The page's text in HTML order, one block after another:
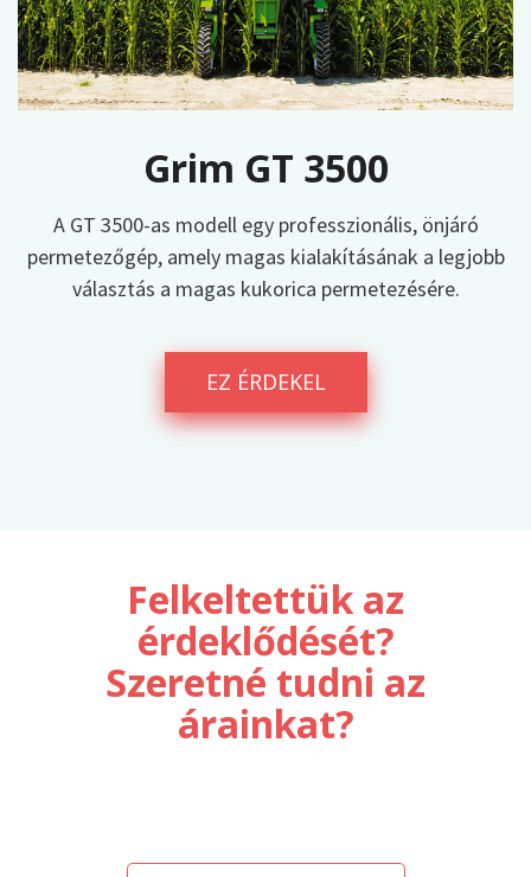
Grim GT 3500
A GT 3500-as modell egy professzionális, önjáró
permetezőgép, amely magas kialakításának a legjobb
választás a magas kukorica permetezésére.
EZ ÉRDEKEL
Felkeltettük az
érdeklődését?
Szeretné tudni az
árainkat?